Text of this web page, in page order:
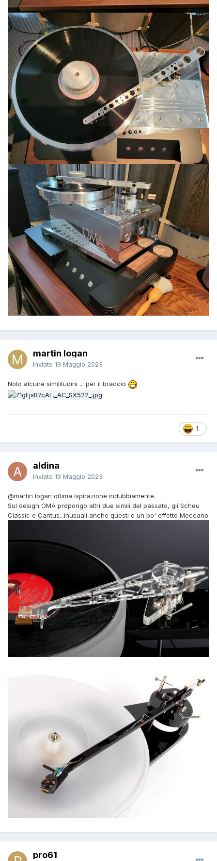
martin logan
Inviato 19 Maggio 2023
Noto alcune similitudini ... per il braccio
1
aldina
Inviato 19 Maggio 2023
@martin logan ottima ispirazione indubbiamente.
Sul design OMA propongo altri due simili del passato, gli Scheu
Classic e Cantus...inusuali anche questi e un po' effetto Meccano
pro61